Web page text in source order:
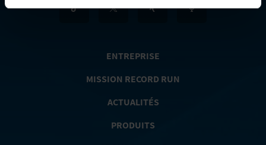
ENTREPRISE
MISSION RECORD RUN
ACTUALITÉS
PRODUITS